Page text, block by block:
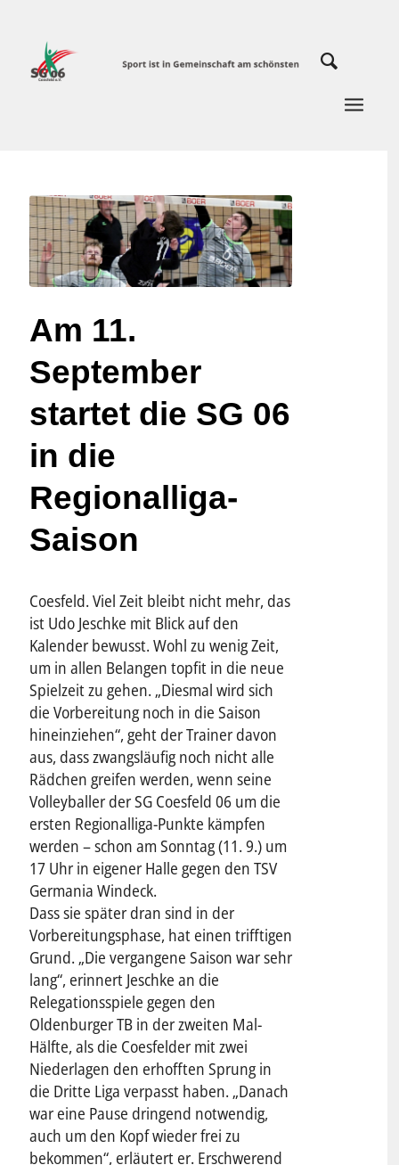
Am 11.
September
startet die SG 06
in die
Regionalliga-
Saison
Coesfeld. Viel Zeit bleibt nicht mehr, das
ist Udo Jeschke mit Blick auf den
Kalender bewusst. Wohl zu wenig Zeit,
um in allen Belangen topfit in die neue
Spielzeit zu gehen. „Diesmal wird sich
die Vorbereitung noch in die Saison
hineinziehen“, geht der Trainer davon
aus, dass zwangsläufig noch nicht alle
Rädchen greifen werden, wenn seine
Volleyballer der SG Coesfeld 06 um die
ersten Regionalliga-Punkte kämpfen
werden – schon am Sonntag (11. 9.) um
17 Uhr in eigener Halle gegen den TSV
Germania Windeck.
Dass sie später dran sind in der
Vorbereitungsphase, hat einen trifftigen
Grund. „Die vergangene Saison war sehr
lang“, erinnert Jeschke an die
Relegationsspiele gegen den
Oldenburger TB in der zweiten Mal-
Hälfte, als die Coesfelder mit zwei
Niederlagen den erhofften Sprung in
die Dritte Liga verpasst haben. „Danach
war eine Pause dringend notwendig,
auch um den Kopf wieder frei zu
bekommen“, erläutert er. Erschwerend